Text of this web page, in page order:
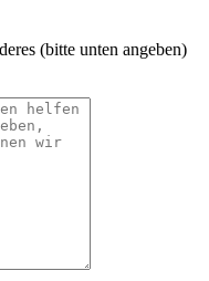
(bitte unten angeben)